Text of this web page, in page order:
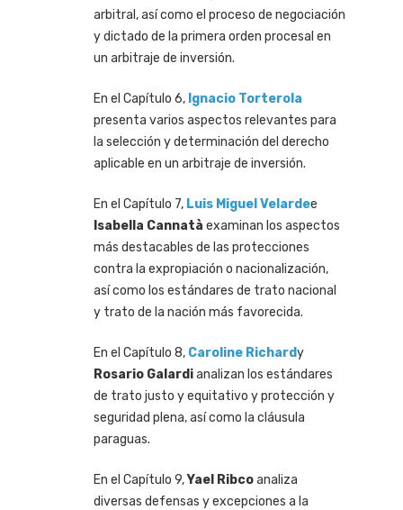
arbitral, así como el proceso de negociación
y dictado de la primera orden procesal en
un arbitraje de inversión.
En el Capítulo 6, Ignacio Torterola
presenta varios aspectos relevantes para
la selección y determinación del derecho
aplicable en un arbitraje de inversión.
En el Capítulo 7, Luis Miguel Velardee
Isabella Cannatà examinan los aspectos
más destacables de las protecciones
contra la expropiación o nacionalización,
así como los estándares de trato nacional
y trato de la nación más favorecida.
En el Capítulo 8, Caroline Richardy
Rosario Galardianalizan los estándares
de trato justo y equitativo y protección y
seguridad plena, así como la cláusula
paraguas.
En el Capítulo 9,Yael Ribcoanaliza
diversas defensas y excepciones a la